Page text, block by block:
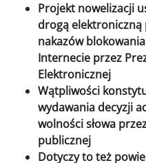
Projekt nowelizacji
drogą elektroniczną
nakazów
Internecie przez
Elektronicznej
Wątpliwości
wydawania decyzji
wolności słowa
publicznej
Dotyczy to też